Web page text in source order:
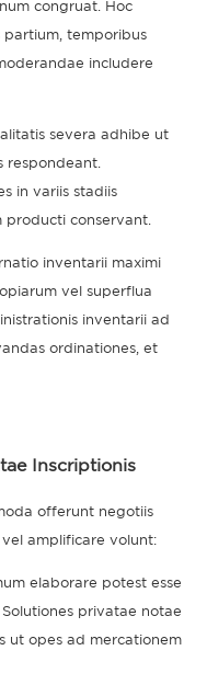
congruat. Hoc
partium, temporibus
includere
severa adhibe ut
respondeant.
in variis stadiis
producti conservant.
inventarii maximi
vel superflua
inventarii ad
ordinationes, et
Inscriptionis
offerunt negotiis
amplificare volunt:
elaborare potest esse
privatae notae
ut opes ad mercationem